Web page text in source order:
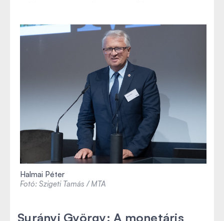
Halmai Péter
Fotó: Szigeti Tamás / MTA
Surányi György: A monetáris